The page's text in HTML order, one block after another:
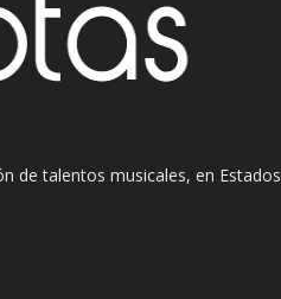
de talentos musicales, en Estados